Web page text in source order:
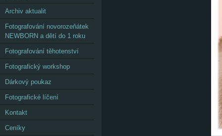
Archiv aktualit
Fotografování novorozeňátek
NEWBORN a dětí do 1 roku
Fotografování těhotenství
Fotografický workshop
Dárkový poukaz
Fotografické líčení
Kontakt
Ceníky